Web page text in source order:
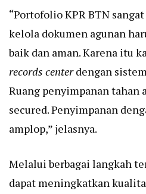
“Portofolio KPR BTN
kelola dokumen agunan
baik dan aman. Karena itu
records centerdengan
Ruang penyimpanan tahan
secured. Penyimpanan
amplop,” jelasnya.
Melalui berbagai langkah
dapat meningkatkan